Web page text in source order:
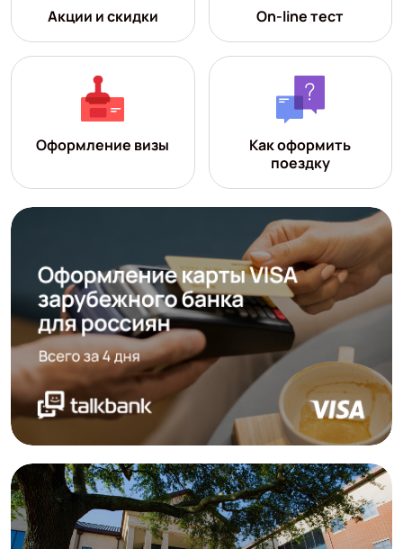
Акции и скидки On-line тест
Оформление визы
Как оформить
поездку